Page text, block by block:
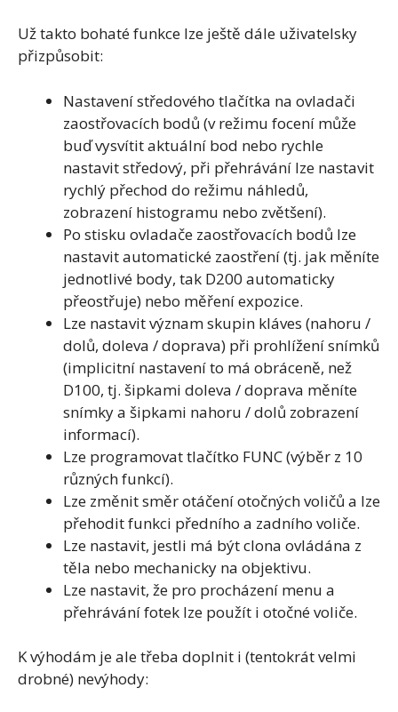
Už takto bohaté funkce lze ještě dále uživatelsky
přizpůsobit:
Nastavení středového tlačítka na ovladači
zaostřovacích bodů (v režimu focení může
buď vysvítit aktuální bod nebo rychle
nastavit středový, při přehrávání lze nastavit
rychlý přechod do režimu náhledů,
zobrazení histogramu nebo zvětšení).
Po stisku ovladače zaostřovacích bodů lze
nastavit automatické zaostření (tj. jak měníte
jednotlivé body, tak D200 automaticky
přeostřuje) nebo měření expozice.
Lze nastavit význam skupin kláves (nahoru /
dolů, doleva / doprava) při prohlížení snímků
(implicitní nastavení to má obráceně, než
D100, tj. šipkami doleva / doprava měníte
snímky a šipkami nahoru / dolů zobrazení
informací).
Lze programovat tlačítko FUNC (výběr z 10
různých funkcí).
Lze změnit směr otáčení otočných voličů a lze
přehodit funkci předního a zadního voliče.
Lze nastavit, jestli má být clona ovládána z
těla nebo mechanicky na objektivu.
Lze nastavit, že pro procházení menu a
přehrávání fotek lze použít i otočné voliče.
K výhodám je ale třeba doplnit i (tentokrát velmi
drobné) nevýhody: